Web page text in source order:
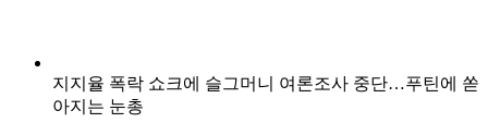
지지율 폭락 쇼크에 슬그머니 여론조사 중단…푸틴에 쏟
아지는 눈총